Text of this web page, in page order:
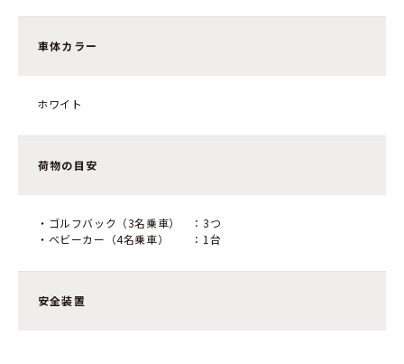
車体カラー
ホワイト
荷物の目安
・ゴルフバック（3名乗車） ：3つ
・ベビーカー（4名乗車） ：1台
安全装置